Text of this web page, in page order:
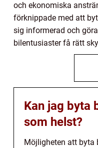
och ekonomiska
förknippade med att
sig informerad och
bilentusiaster få rätt
Kan jag byta
som helst?
Möjligheten att byta